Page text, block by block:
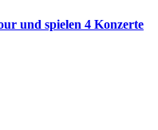
und spielen 4 Konzerte